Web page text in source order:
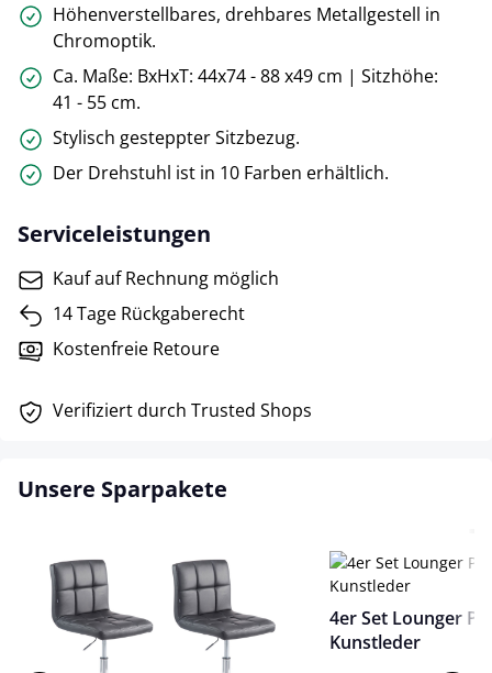
Höhenverstellbares, drehbares Metallgestell in
Chromoptik.
Ca. Maße: BxHxT: 44x74 - 88 x49 cm | Sitzhöhe:
41 - 55 cm.
Stylisch gesteppter Sitzbezug.
Der Drehstuhl ist in 10 Farben erhältlich.
Serviceleistungen
Kauf auf Rechnung möglich
14 Tage Rückgaberecht
Kostenfreie Retoure
Verifiziert durch Trusted Shops
Unsere Sparpakete
4er Set Lounger
Kunstleder